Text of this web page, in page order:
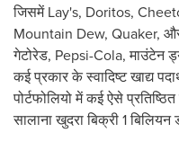
जिसमें Lay's, Doritos,
Mountain Dew, Quaker,
गेटोरेड, Pepsi-Cola, माउंटेन
कई प्रकार के स्वादिष्ट खाद्य
पोर्टफोलियो में कई ऐसे
सालाना खुदरा बिक्री 1